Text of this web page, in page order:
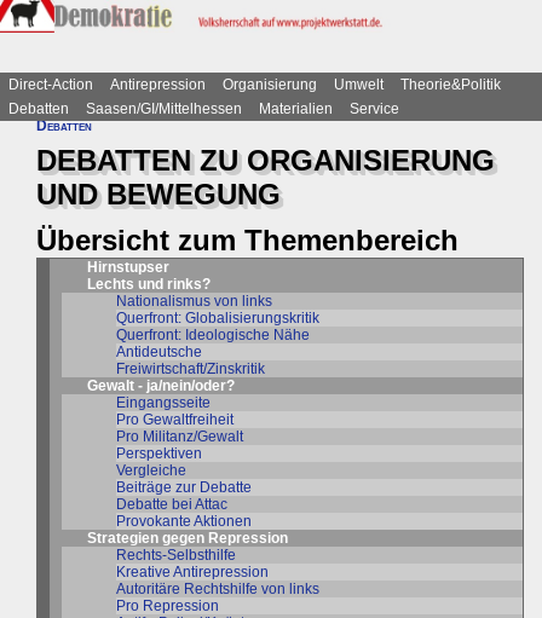
Direct-Action Antirepression Organisierung Umwelt
Theorie&Politik
Debatten
Saasen/GI/Mittelhessen Materialien
Service
Debatten
DEBATTEN ZU ORGANISIERUNG
UND BEWEGUNG
Übersicht zum Themenbereich
Hirnstupser
Lechts und rinks?
Nationalismus von links
Querfront: Globalisierungskritik
Querfront: Ideologische Nähe
Antideutsche
Freiwirtschaft/Zinskritik
Gewalt - ja/nein/oder?
Eingangsseite
Pro Gewaltfreiheit
Pro Militanz/Gewalt
Perspektiven
Vergleiche
Beiträge zur Debatte
Debatte bei Attac
Provokante Aktionen
Strategien gegen Repression
Rechts-Selbsthilfe
Kreative Antirepression
Autoritäre Rechtshilfe von links
Pro Repression